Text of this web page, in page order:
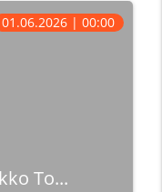
To...
01.06.2026 | 00:00